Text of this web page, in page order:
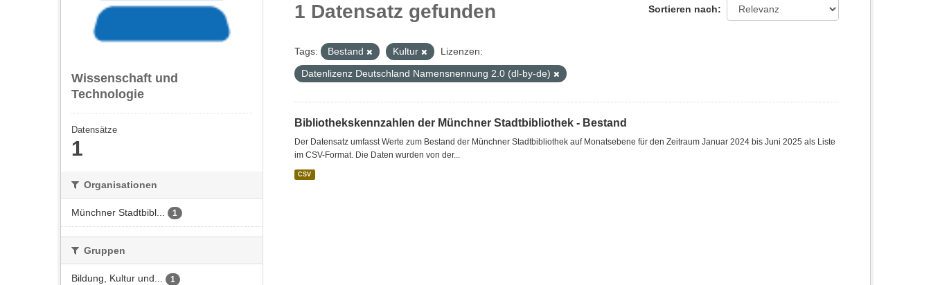
Wissenschaft und
Technologie
Datensätze
1
Organisationen
Münchner Stadtbibl... 1
Gruppen
Bildung, Kultur und... 1
Sortieren nach
1 Datensatz gefunden
Tags: Bestand Kultur
Lizenzen:
Datenlizenz Deutschland Namensnennung 2.0 (dl-by-de)
Bibliothekskennzahlen der Münchner Stadtbibliothek - Bestand
Der Datensatz umfasst Werte zum Bestand der Münchner Stadtbibliothek auf Monatsebene für den Zeitraum Januar 2024 bis Juni 2025 als Liste
im CSV-Format. Die Daten wurden von der...
CSV